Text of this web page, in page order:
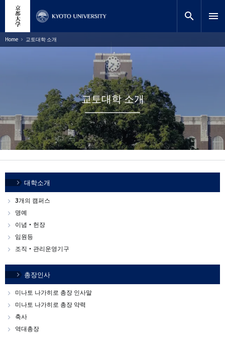
텐
츠
사이트 검색 search menu
Home 교토대학 소개
교토대학 소개
メ
イ
ン
ナ
ビ
ゲ
ー
シ
ョ
ン
（韓
대학소개
3개의 캠퍼스
명예
이념・헌장
임원등
조직・관리운영기구
총장인사
미나토 나가히로 총장 인사말
미나토 나가히로 총장 약력
축사
역대총장